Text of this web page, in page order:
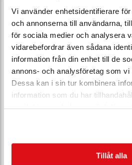
Vi använder enhetsidentifierare
och annonserna till användarna,
för sociala medier och analysera
vidarebefordrar även sådana
information från din enhet till de
annons- och analysföretag som vi
Dessa kan i sin tur kombinera
information som du har
Tillåt alla
PN 40
Anslutning
Min temp (°C) -60
Max temp (°C) 400